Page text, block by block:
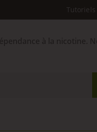
Tutoriels